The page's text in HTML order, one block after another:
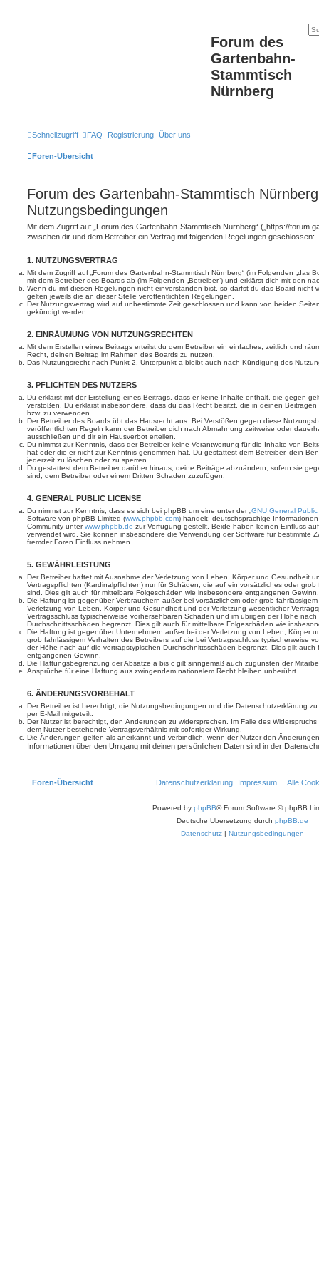
Forum des
Gartenbahn-
Stammtisch
Nürnberg
Schnellzugriff FAQ Registrierung Über uns
Foren-Übersicht
Forum des Gartenbahn-Stammtisch
Nutzungsbedingungen
Mit dem Zugriff auf „Forum des Gartenbahn-Stammtisch Nürnberg“ („https://
zwischen dir und dem Betreiber ein Vertrag mit folgenden Regelungen geschlossen:
1. NUTZUNGSVERTRAG
Mit dem Zugriff auf „Forum des Gartenbahn-Stammtisch Nürnberg“ (im Folgenden „das
mit dem Betreiber des Boards ab (im Folgenden „Betreiber“) und erklärst dich mit den
Wenn du mit diesen Regelungen nicht einverstanden bist, so darfst du das Board nicht
gelten jeweils die an dieser Stelle veröffentlichten Regelungen.
Der Nutzungsvertrag wird auf unbestimmte Zeit geschlossen und kann von beiden
gekündigt werden.
2. EINRÄUMUNG VON NUTZUNGSRECHTEN
Mit dem Erstellen eines Beitrags erteilst du dem Betreiber ein einfaches, zeitlich und
Recht, deinen Beitrag im Rahmen des Boards zu nutzen.
Das Nutzungsrecht nach Punkt 2, Unterpunkt a bleibt auch nach Kündigung des
3. PFLICHTEN DES NUTZERS
Du erklärst mit der Erstellung eines Beitrags, dass er keine Inhalte enthält, die gegen
verstoßen. Du erklärst insbesondere, dass du das Recht besitzt, die in deinen
bzw. zu verwenden.
Der Betreiber des Boards übt das Hausrecht aus. Bei Verstößen gegen diese
veröffentlichten Regeln kann der Betreiber dich nach Abmahnung zeitweise oder
ausschließen und dir ein Hausverbot erteilen.
Du nimmst zur Kenntnis, dass der Betreiber keine Verantwortung für die Inhalte von
hat oder die er nicht zur Kenntnis genommen hat. Du gestattest dem Betreiber, dein
jederzeit zu löschen oder zu sperren.
Du gestattest dem Betreiber darüber hinaus, deine Beiträge abzuändern, sofern sie
sind, dem Betreiber oder einem Dritten Schaden zuzufügen.
4. GENERAL PUBLIC LICENSE
Du nimmst zur Kenntnis, dass es sich bei phpBB um eine unter der „ GNU General
Software von phpBB Limited (www.phpbb.com) handelt; deutschsprachige
Community unterwww.phpbb.de zur Verfügung gestellt. Beide haben keinen Einfluss
verwendet wird. Sie können insbesondere die Verwendung der Software für bestimmte
fremder Foren Einfluss nehmen.
5. GEWÄHRLEISTUNG
Der Betreiber haftet mit Ausnahme der Verletzung von Leben, Körper und Gesundheit
Vertragspflichten (Kardinalpflichten) nur für Schäden, die auf ein vorsätzliches oder
sind. Dies gilt auch für mittelbare Folgeschäden wie insbesondere entgangenen Gewinn.
Die Haftung ist gegenüber Verbrauchern außer bei vorsätzlichem oder grob
Verletzung von Leben, Körper und Gesundheit und der Verletzung wesentlicher
Vertragsschluss typischerweise vorhersehbaren Schäden und im übrigen der Höhe
Durchschnittsschäden begrenzt. Dies gilt auch für mittelbare Folgeschäden wie
Die Haftung ist gegenüber Unternehmern außer bei der Verletzung von Leben, Körper
grob fahrlässigem Verhalten des Betreibers auf die bei Vertragsschluss typischerweise
der Höhe nach auf die vertragstypischen Durchschnittsschäden begrenzt. Dies gilt
entgangenen Gewinn.
Die Haftungsbegrenzung der Absätze a bis c gilt sinngemäß auch zugunsten der
Ansprüche für eine Haftung aus zwingendem nationalem Recht bleiben unberührt.
6. ÄNDERUNGSVORBEHALT
Der Betreiber ist berechtigt, die Nutzungsbedingungen und die Datenschutzerklärung
per E-Mail mitgeteilt.
Der Nutzer ist berechtigt, den Änderungen zu widersprechen. Im Falle des
dem Nutzer bestehende Vertragsverhältnis mit sofortiger Wirkung.
Die Änderungen gelten als anerkannt und verbindlich, wenn der Nutzer den
Informationen über den Umgang mit deinen persönlichen Daten sind in der
Foren-Übersicht Alle
Impressum
Datenschutzerklärung
Powered by phpBB® Forum Software © phpBB
Deutsche Übersetzung durch phpBB.de
Datenschutz | Nutzungsbedingungen